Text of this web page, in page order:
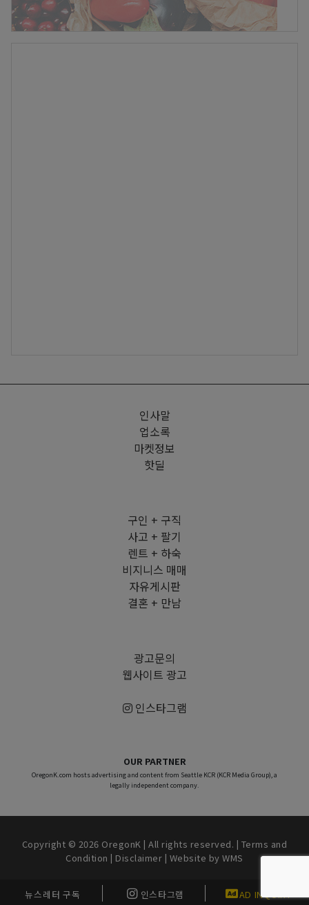
인사말
업소록
마켓정보
핫딜
구인 + 구직
사고 + 팔기
렌트 + 하숙
비지니스 매매
자유게시판
결혼 + 만남
광고문의
웹사이트 광고
인스타그램
OUR PARTNER
OregonK.com hosts advertising and content from Seattle KCR (KCR Media Group), a
legally independent company.
Copyright © 2026 OregonK | All rights reserved. | Terms and
Condition | Disclaimer | Website byWMS
뉴스레터 구독 인스타그램 AD INQUIRY